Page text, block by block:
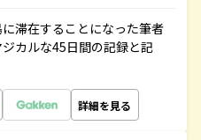
滞在することになった筆者
カルな45日間の記録と記
詳細を見る